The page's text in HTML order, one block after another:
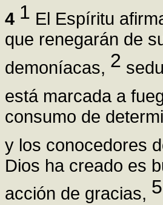
4 1 El Espíritu
que renegarán de
demoníacas, 2
está marcada a
consumo de
y los conocedores
Dios ha creado es
acción de gracias, 5